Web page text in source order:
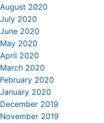
August 2020
July 2020
June 2020
May 2020
April 2020
March 2020
February 2020
January 2020
December 2019
November 2019